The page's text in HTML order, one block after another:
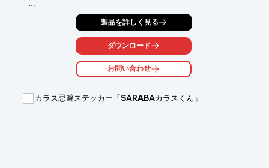
日本に多く生息しているアブラコウモリは、人の住んでいる建造
物を好み家屋の瓦の下や戸袋の中、ベランダ、天井裏など様々な
場所に入り込みます。
コウモリが建物内に営巣すると、糞による悪臭や建物の美観を損
ねる間接的な被害だけでなく、ダニやノミの発生や感染症などの
リスクを高めます。
被害を未然に防ぐには、コウモリが建物へ入り込む前の対策が必
しかし、野生動物であるコウモリは鳥獣保護法（鳥獣の保護及び
製品を詳しく見る
ダウンロード
お問い合わせ
カラス忌避ステッカー「SARABAカラスくん」